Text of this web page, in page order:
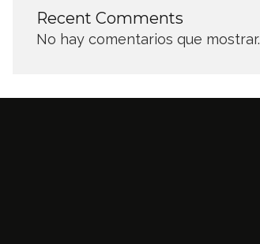
Recent Comments
No hay comentarios que mostrar.